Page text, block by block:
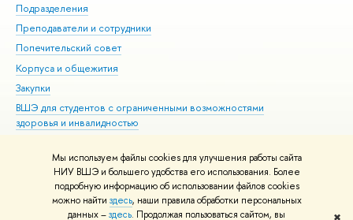
Мы используем файлы cookies для улучшения работы сайта
НИУ ВШЭ и большего удобства его использования. Более
подробную информацию об использовании файлов cookies
можно найти здесь, наши правила обработки персональных
данных –здесь. Продолжая пользоваться сайтом, вы
Подразделения
Преподаватели и сотрудники
Попечительский совет
Корпуса и общежития
Закупки
ВШЭ для студентов с ограниченными возможностями
здоровья и инвалидностью
Единая платежная страница